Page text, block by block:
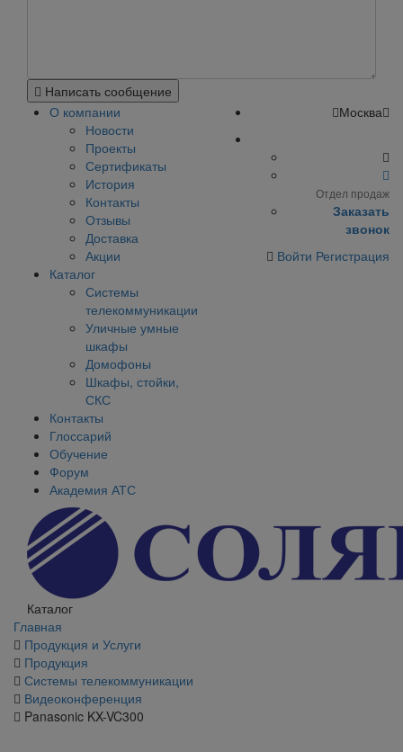
Написать сообщение
О компании
Новости
Проекты
Сертификаты
История
Контакты
Отзывы
Доставка
Акции
Каталог
Системы
телекоммуникации
Уличные умные
шкафы
Домофоны
Шкафы, стойки,
СКС
Контакты
Глоссарий
Обучение
Форум
Академия АТС
Москва
Отдел продаж
Заказать
звонок
Войти Регистрация
Каталог
Главная
Продукция и Услуги
Продукция
Системы телекоммуникации
Видеоконференция
Panasonic KX-VC300